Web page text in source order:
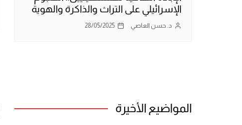
الإسرائيلي على التراث والذاكرة والهوية
د. حسن العاصي 28/05/2025
المواضيع الأخيرة